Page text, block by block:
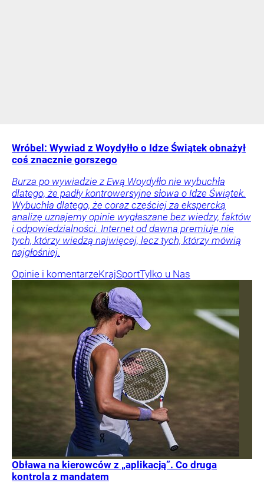
Wróbel: Wywiad z Woydyłło o Idze Świątek obnażył
coś znacznie gorszego
Burza po wywiadzie z Ewą Woydyłło nie wybuchła
dlatego, że padły kontrowersyjne słowa o Idze Świątek.
Wybuchła dlatego, że coraz częściej za ekspercką
analizę uznajemy opinie wygłaszane bez wiedzy, faktów
i odpowiedzialności. Internet od dawna premiuje nie
tych, którzy wiedzą najwięcej, lecz tych, którzy mówią
najgłośniej.
Opinie i komentarzeKrajSportTylko u Nas
Obława na kierowców z „aplikacją”. Co druga
kontrola z mandatem